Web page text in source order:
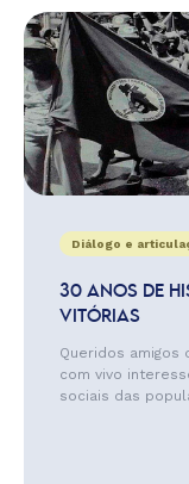
Diálogo e
30 ANOS DE
VITÓRIAS
Queridos amigos
com vivo
sociais das